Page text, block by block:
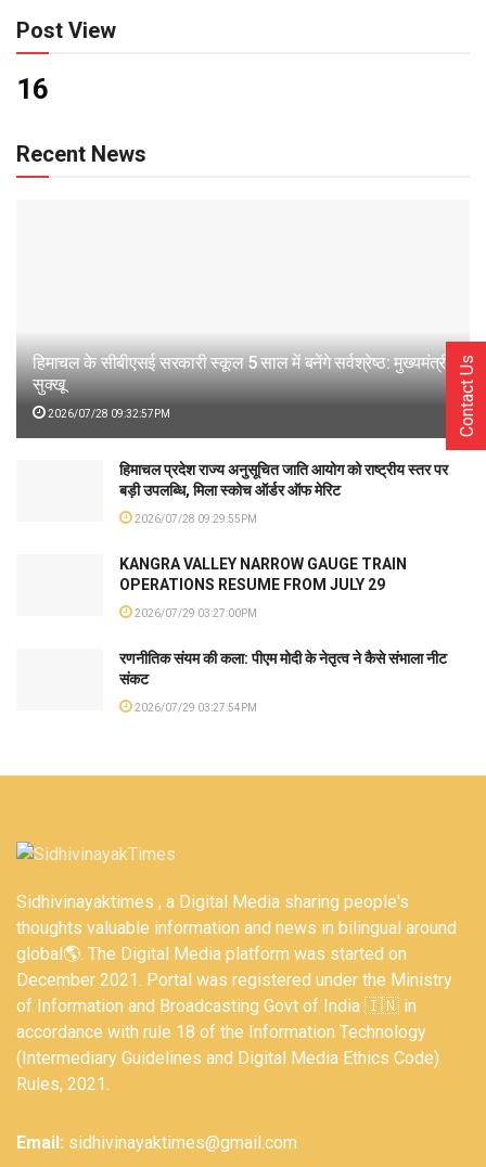
Post View
16
Recent News
हिमाचल के सीबीएसई सरकारी स्कूल 5 साल में बनेंगे सर्वश्रेष्ठ: मुख्यमंत्री
सुक्खू
2026/07/28 09:32:57PM
हिमाचल प्रदेश राज्य अनुसूचित जाति आयोग को राष्ट्रीय स्तर पर
बड़ी उपलब्धि, मिला स्कोच ऑर्डर ऑफ मेरिट
2026/07/28 09:29:55PM
KANGRA VALLEY NARROW GAUGE TRAIN
OPERATIONS RESUME FROM JULY 29
2026/07/29 03:27:00PM
रणनीतिक संयम की कला: पीएम मोदी के नेतृत्व ने कैसे संभाला नीट
संकट
2026/07/29 03:27:54PM
Sidhivinayaktimes , a Digital Media sharing people's
thoughts valuable information and news in bilingual around
global🌎. The Digital Media platform was started on
December 2021. Portal was registered under the Ministry
of Information and Broadcasting Govt of India 🇮🇳 in
accordance with rule 18 of the Information Technology
(Intermediary Guidelines and Digital Media Ethics Code)
Rules, 2021.
Email: sidhivinayaktimes@gmail.com
Contact Us